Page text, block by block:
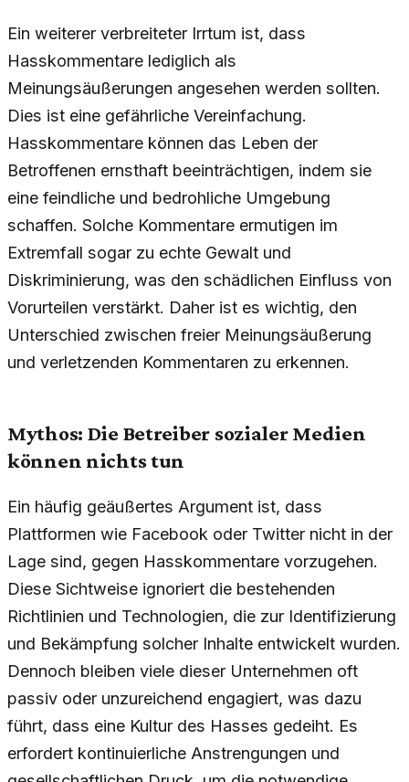
Ein weiterer verbreiteter Irrtum ist, dass
Hasskommentare lediglich als
Meinungsäußerungen angesehen werden sollten.
Dies ist eine gefährliche Vereinfachung.
Hasskommentare können das Leben der
Betroffenen ernsthaft beeinträchtigen, indem sie
eine feindliche und bedrohliche Umgebung
schaffen. Solche Kommentare ermutigen im
Extremfall sogar zu echte Gewalt und
Diskriminierung, was den schädlichen Einfluss von
Vorurteilen verstärkt. Daher ist es wichtig, den
Unterschied zwischen freier Meinungsäußerung
und verletzenden Kommentaren zu erkennen.
Mythos: Die Betreiber sozialer Medien
können nichts tun
Ein häufig geäußertes Argument ist, dass
Plattformen wie Facebook oder Twitter nicht in der
Lage sind, gegen Hasskommentare vorzugehen.
Diese Sichtweise ignoriert die bestehenden
Richtlinien und Technologien, die zur Identifizierung
und Bekämpfung solcher Inhalte entwickelt wurden.
Dennoch bleiben viele dieser Unternehmen oft
passiv oder unzureichend engagiert, was dazu
führt, dass eine Kultur des Hasses gedeiht. Es
erfordert kontinuierliche Anstrengungen und